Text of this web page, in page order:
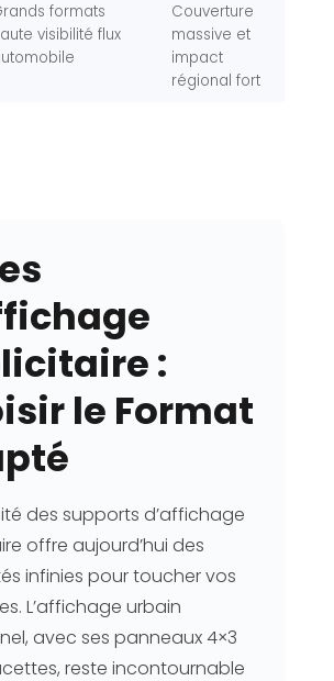
formats
visibilité flux
Couverture
massive et
impact
régional fort
:
le Format
des supports d’affichage
offre aujourd’hui des
infinies pour toucher vos
L’affichage urbain
avec ses panneaux 4×3
reste incontournable